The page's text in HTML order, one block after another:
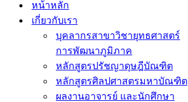
หน้าหลัก
เกี่ยวกับเรา
บุคลากรสาขาวิชายุทธศาสตร์
การพัฒนาภูมิภาค
หลักสูตรปรัชญาดุษฎีบัณฑิต
หลักสูตรศิลปศาสตรมหาบัณฑิต
ผลงานอาจารย์ และนักศึกษา